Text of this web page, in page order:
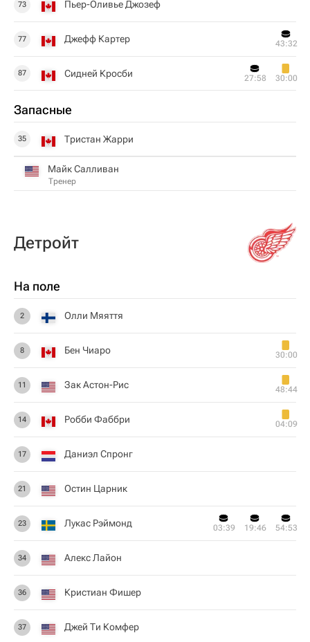
73 Пьер-Оливье Джозеф
77 Джефф Картер 43:32
87 Сидней Кросби 27:58 30:00
Запасные
35 Тристан Жарри
Майк Салливан
Тренер
Детройт
На поле
2 Олли Мяяття
8 Бен Чиаро 30:00
11 Зак Астон-Рис 48:44
14 Робби Фаббри 04:09
17 Даниэл Спронг
21 Остин Царник
23 Лукас Рэймонд 03:39 19:46 54:53
34 Алекс Лайон
36 Кристиан Фишер
37 Джей Ти Комфер